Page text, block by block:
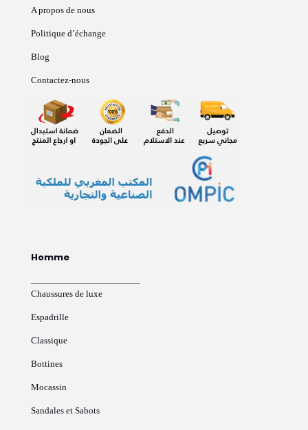
A propos de nous
Politique d’échange
Blog
Contactez-nous
Homme
Chaussures de luxe
Espadrille
Classique
Bottines
Mocassin
Sandales et Sabots